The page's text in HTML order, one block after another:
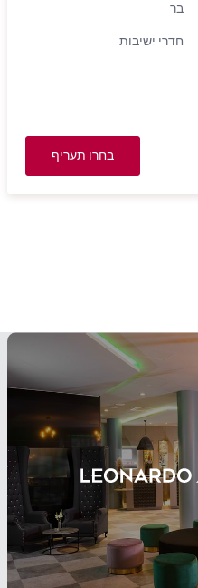
בר
חדרי ישיבות
בחרו תעריף